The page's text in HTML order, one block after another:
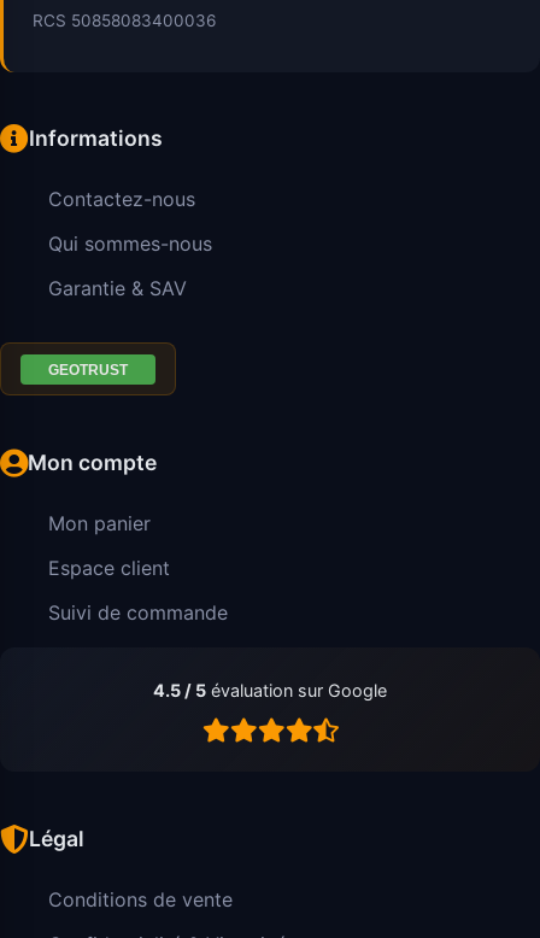
RCS 50858083400036
Informations
Contactez-nous
Qui sommes-nous
Garantie & SAV
Mon compte
Mon panier
Espace client
Suivi de commande
4.5 / 5 évaluation sur Google
Légal
Conditions de vente